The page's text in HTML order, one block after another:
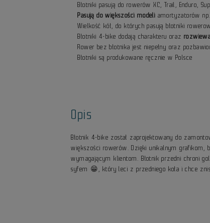
Błotniki pasują do rowerów XC, Trail, Enduro,
Pasują do większości modeli amortyzatorów np.
Wielkość kół, do których pasują błotniki
Błotniki 4-bike dodają charakteru oraz
Rower bez błotnika jest niepełny oraz
Błotniki są produkowane ręcznie w Polsce
Opis
Błotnik 4-bike został zaprojektowany do
większości rowerów. Dzięki unikalnym grafikom,
wymagającym klientom. Błotnik przedni chroni
syfem 😁, który leci z przedniego koła i chce